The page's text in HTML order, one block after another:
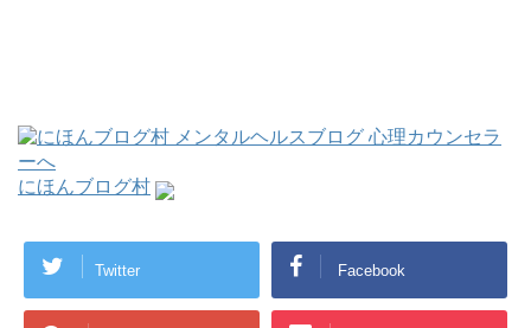
にほんブログ村
Twitter Facebook